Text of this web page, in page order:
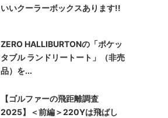
いいクーラーボックスあります!!
ZERO HALLIBURTONの「ポケッ
タブル ランドリートート」（非売
品）を...
【ゴルファーの飛距離調査
2025】＜前編＞220Yは飛ばし